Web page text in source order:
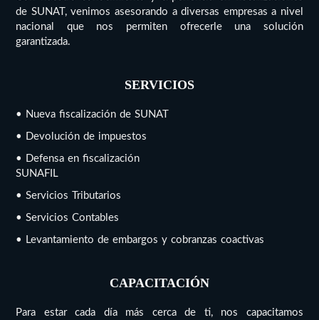
de SUNAT, venimos asesorando a diversas empresas a nivel
nacional que nos permiten ofrecerle una solución
garantizada.
SERVICIOS
• Nueva fiscalización de SUNAT
• Devolución de impuestos
• Defensa en fiscalización
SUNAFIL
• Servicios Tributarios
• Servicios Contables
• Levantamiento de embargos y cobranzas coactivas
CAPACITACIÓN
Para estar cada día más cerca de ti, nos capacitamos